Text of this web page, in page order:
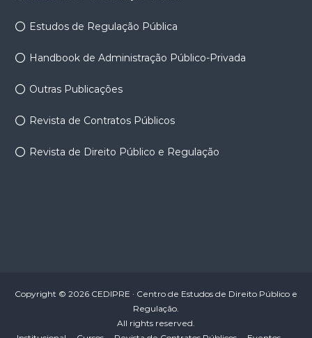
Estudos de Regulação Pública
Handbook de Administração Público-Privada
Outras Publicações
Revista de Contratos Públicos
Revista de Direito Público e Regulação
Copyright © 2026 CEDIPRE · Centro de Estudos de Direito Público e
Regulação.
All rights reserved.